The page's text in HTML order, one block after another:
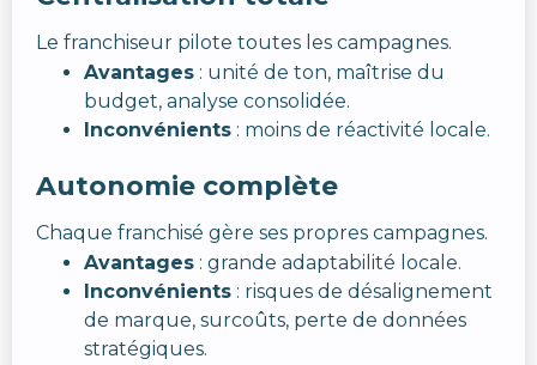
Le franchiseur pilote toutes les campagnes.
Avantages : unité de ton, maîtrise du
budget, analyse consolidée.
Inconvénients : moins de réactivité locale.
Autonomie complète
Chaque franchisé gère ses propres campagnes.
Avantages : grande adaptabilité locale.
Inconvénients : risques de désalignement
de marque, surcoûts, perte de données
stratégiques.